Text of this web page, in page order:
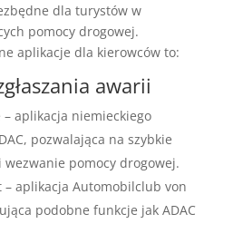
dla turystów w
pomocy drogowej.
aplikacje dla kierowców to:
awarii
– aplikacja niemieckiego
pozwalająca na szybkie
wezwanie pomocy drogowej.
– aplikacja Automobilclub von
podobne funkcje jak ADAC